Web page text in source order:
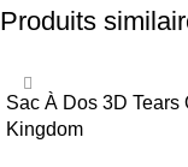
Produits
Sac À Dos 3D Tears
Kingdom